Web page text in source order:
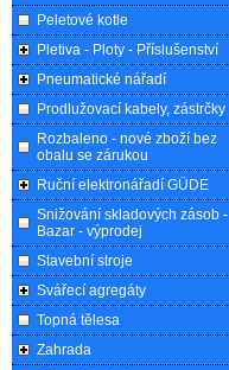
Peletové kotle
Pletiva - Ploty - Příslušenství
Pneumatické nářadí
Prodlužovací kabely, zástrčky
Rozbaleno - nové zboží bez
obalu se zárukou
Ruční elektronářadí GÜDE
Snižování skladových zásob -
Bazar - výprodej
Stavební stroje
Svářecí agregáty
Topná tělesa
Zahrada